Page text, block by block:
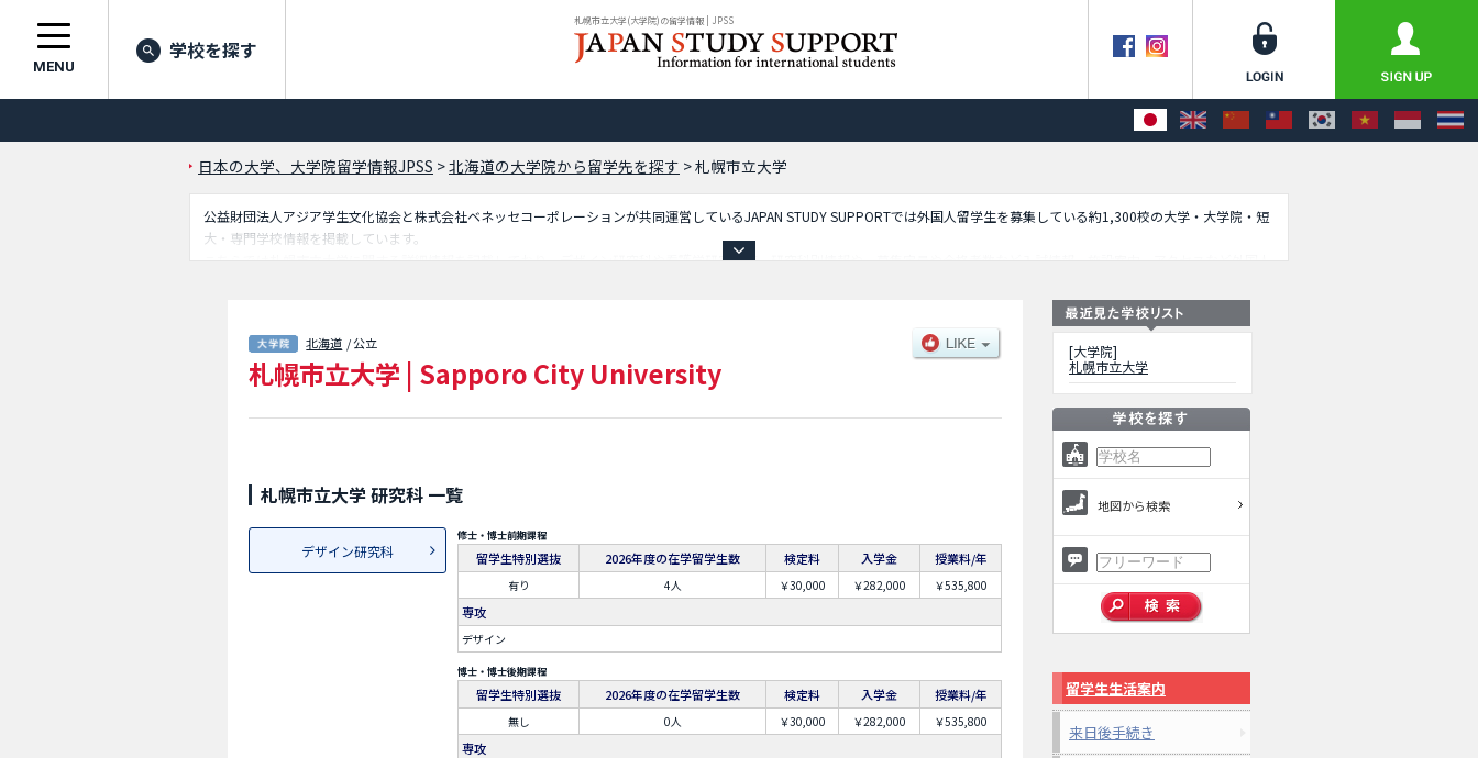
札幌市立大学(大学院)の留学情報 | JPSS
MENU
学校を探す
日本の大学、大学院留学情報JPSS >北海道の大学院から留学先を探す >札幌市立大学
公益財団法人アジア学生文化協会と株式会社ベネッセコーポレーションが共同運営しているJAPAN STUDY SUPPORTでは外国人留学生を募集している約1,300校の大学・大学院・短
大・専門学校情報を掲載しています。
こちらでは札幌市立大学に関する詳細情報を記載しており、デザイン研究科や看護学研究科等、研究科別情報や、募集定員や合格者数など入試情報、施設案内、アクセスなど外国人
北海道 / 公立
札幌市立大学 | Sapporo City University
札幌市立大学 研究科 一覧
デザイン研究科
修士・博士前期課程
留学生特別選抜 2026年度の在学留学生数 検定料 入学金 授業料/年
有り 4人 ￥30,000 ￥282,000 ￥535,800
専攻
デザイン
博士・博士後期課程
留学生特別選抜 2026年度の在学留学生数 検定料 入学金 授業料/年
無し 0人 ￥30,000 ￥282,000 ￥535,800
専攻
[大学院]
札幌市立大学
地図から検索
留学生生活案内
来日後手続き